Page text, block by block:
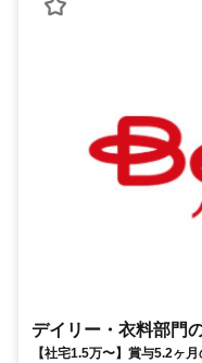
デイリー・衣料部門
【社宅1.5万〜】賞与5.2ヶ